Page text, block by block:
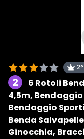
2
6 Rotoli
4,5m,
Bendaggio
Benda
Ginocchia,